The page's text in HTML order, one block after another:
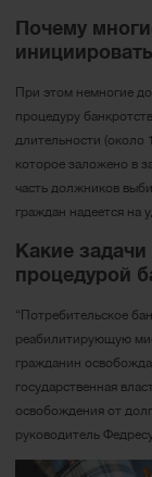
Почему
При этом немногие
процедуру
длительности (около
которое заложено в
часть должников
граждан надеется на
Какие
процедурой
“Потребительское
реабилитирующую
гражданин
государственная
освобождения от
руководитель